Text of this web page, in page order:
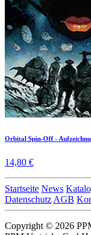
Orbital Spin-Off -
14,80 €
Startseite News
Datenschutz AGB
Copyright © 2026